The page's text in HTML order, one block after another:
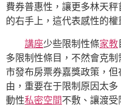
費券普惠性，讓更多林天
的右手上，這代表感性的
講座少些限制性條家教
多限制性條目，不然會克
市發布房票券嘉獎政策，
由，重要在于限制原因太多
動性私密空間不敷、讓渡